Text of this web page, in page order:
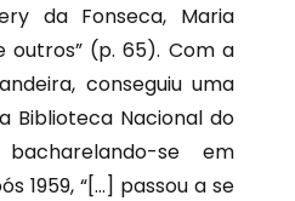
da Fonseca, Maria
outros” (p. 65). Com a
conseguiu uma
Biblioteca Nacional do
se em
1959, “[…] passou a se